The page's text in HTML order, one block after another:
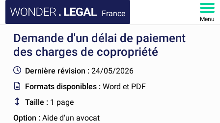
France
Menu
ACCUEIL
FAQ
MON COMPTE
Demande d'un délai de paiement
des charges de copropriété
Dernière révision : 24/05/2026
Formats disponibles :Word et PDF
Taille : 1 page
Option :Aide d'un avocat